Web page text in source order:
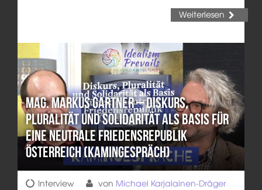
Weiterlesen
Mag. Markus Gartner – Diskurs,
Pluralität und Solidarität als Basis für
eine neutrale Friedensrepublik
Österreich (Kamingespräch)
Interview von Michael Karjalainen-Dräger